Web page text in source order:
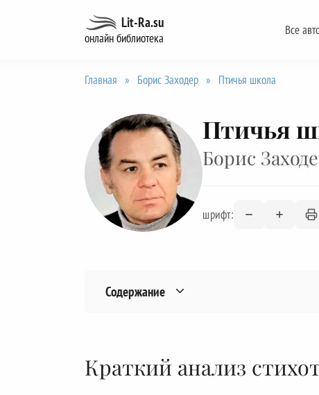
Lit-Ra.su
онлайн библиотека
Все
Главная » Борис Заходер » Птичья школа
Птичья
Борис
шрифт:
Содержание
Краткий анализ